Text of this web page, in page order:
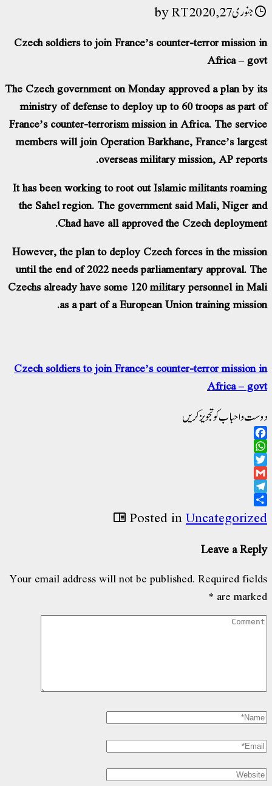
جنوری 27, 2020 RT
Czech soldiers to join France’s counter-terror mission in
Africa – govt
The Czech government on Monday approved a plan by its
ministry of defense to deploy up to 60 troops as part of
France’s counter-terrorism mission in Africa. The service
members will join Operation Barkhane, France’s largest
overseas military mission, AP reports.
It has been working to root out Islamic militants roaming
the Sahel region. The government said Mali, Niger and
Chad have all approved the Czech deployment.
However, the plan to deploy Czech forces in the mission
until the end of 2022 needs parliamentary approval. The
Czechs already have some 120 military personnel in Mali
as a part of a European Union training mission.
Czech soldiers to join France’s counter-terror mission in
Africa – govt
دوست و احباب کو تجویز کریں
Facebook
WhatsApp
Twitter
Gmail
Telegram
Share
Posted inUncategorized
Leave a Reply
Your email address will not be published. Required fields
are marked
*